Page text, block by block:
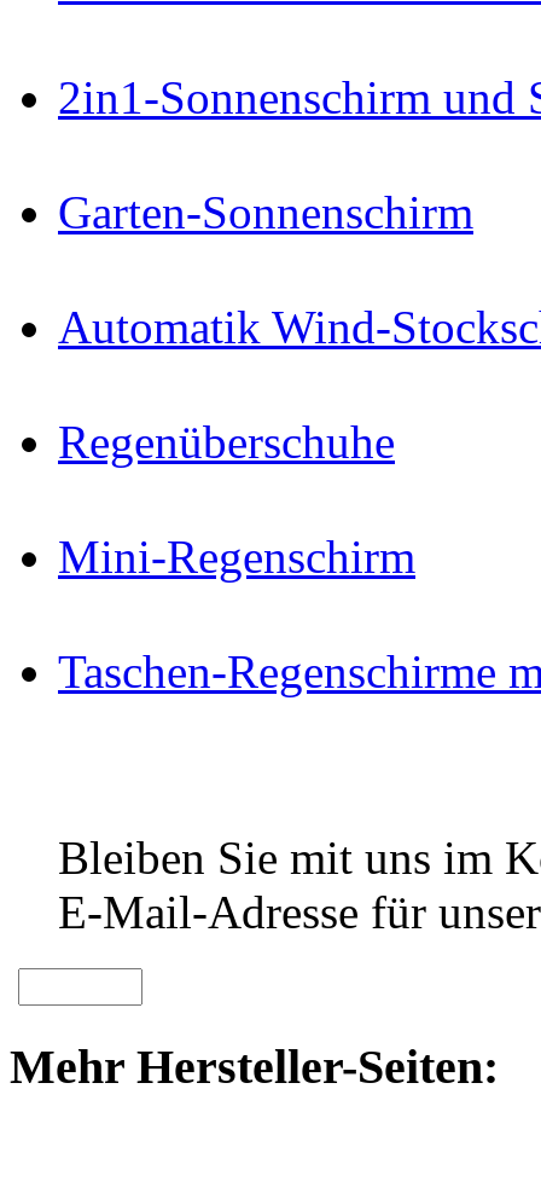
2in1-Sonnenschirm und
Garten-Sonnenschirm
Automatik Wind-
Regenüberschuhe
Mini-Regenschirm
Taschen-Regenschirme
Bleiben Sie mit uns im
E-Mail-Adresse für
Mehr Hersteller-Seiten: